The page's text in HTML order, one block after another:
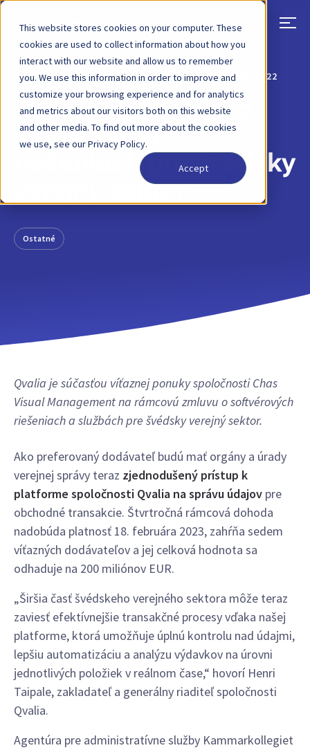
This website stores cookies on your computer. These
cookies are used to collect information about how you
interact with our website and allow us to remember
you. We use this information in order to improve and
customize your browsing experience and for analytics
and metrics about our visitors both on this website
and other media. To find out more about the cookies
we use, see our Privacy Policy.
Accept
SPÄŤ PRÍSPEVOK NA BLOGU 28. NOVEMBER 2022
Rámcová dohoda o
softvérových
riešeniach pre švédsky
verejný sektor
Ostatné
Qvalia je súčasťou víťaznej ponuky spoločnosti Chas
Visual Management na rámcovú zmluvu o softvérových
riešeniach a službách pre švédsky verejný sektor.
Ako preferovaný dodávateľ budú mať orgány a úrady
verejnej správy teraz zjednodušený prístup k
platforme spoločnosti Qvalia na správu údajov pre
obchodné transakcie. Štvrtročná rámcová dohoda
nadobúda platnosť 18. februára 2023, zahŕňa sedem
víťazných dodávateľov a jej celková hodnota sa
odhaduje na 200 miliónov EUR.
„Širšia časť švédskeho verejného sektora môže teraz
zaviesť efektívnejšie transakčné procesy vďaka našej
platforme, ktorá umožňuje úplnú kontrolu nad údajmi,
lepšiu automatizáciu a analýzu výdavkov na úrovni
jednotlivých položiek v reálnom čase,“ hovorí Henri
Taipale, zakladateľ a generálny riaditeľ spoločnosti
Qvalia.
Agentúra pre administratívne služby Kammarkollegiet